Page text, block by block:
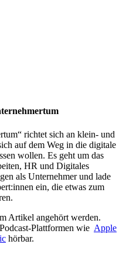
richtet sich an klein- und
auf dem Weg in die digitale
wollen. Es geht um das
HR und Digitales
als Unternehmer und lade
ein, die etwas zum
Artikel angehört werden.
Plattformen wie Apple
hörbar.